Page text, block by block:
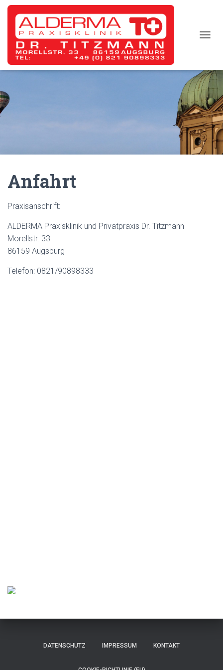
G
L
E
N
A
V
I
G
T
Anfahrt
Praxisanschrift:
ALDERMA Praxisklinik und Privatpraxis Dr. Titzmann
Morellstr. 33
86159 Augsburg
Telefon: 0821/90898333
DATENSCHUTZ IMPRESSUM KONTAKT